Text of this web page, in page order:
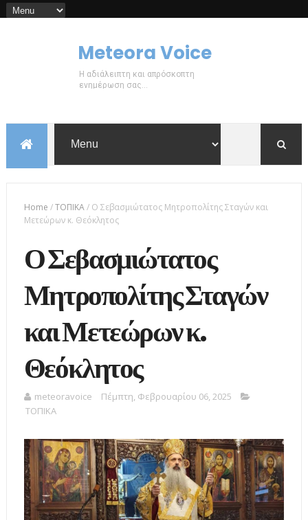
Meteora Voice
Η αδιάλειπτη και απρόσκοπτη
ενημέρωση σας...
Home /ΤΟΠΙΚΑ/ Ο Σεβασμιώτατος Μητροπολίτης Σταγών και
Μετεώρων κ. Θεόκλητος
Ο Σεβασμιώτατος
Μητροπολίτης Σταγών
και Μετεώρων κ.
Θεόκλητος
meteoravoice
Πέμπτη, Φεβρουαρίου 06, 2025
ΤΟΠΙΚΑ